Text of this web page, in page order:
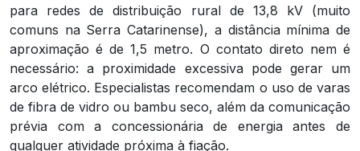
para redes de distribuição rural de 13,8 kV (muito
comuns na Serra Catarinense), a distância mínima de
aproximação é de 1,5 metro. O contato direto nem é
necessário: a proximidade excessiva pode gerar um
arco elétrico. Especialistas recomendam o uso de varas
de fibra de vidro ou bambu seco, além da comunicação
prévia com a concessionária de energia antes de
qualquer atividade próxima à fiação.